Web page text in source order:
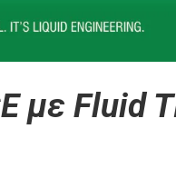
με Fluid